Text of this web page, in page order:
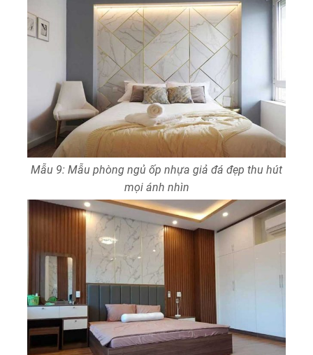
Mẫu 9: Mẫu phòng ngủ ốp nhựa giả đá đẹp thu hút
mọi ánh nhìn